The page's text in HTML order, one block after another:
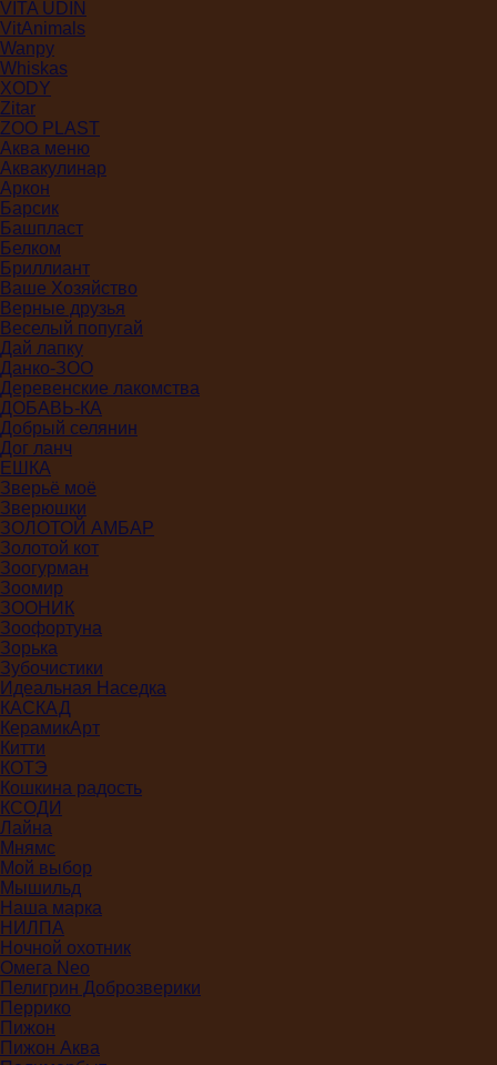
VITA UDIN
VitAnimals
Wanpy
Whiskas
XODY
Zitar
ZOO PLAST
Аква меню
Аквакулинар
Аркон
Барсик
Башпласт
Белком
Бриллиант
Ваше Хозяйство
Верные друзья
Веселый попугай
Дай лапку
Данко-ЗОО
Деревенские лакомства
ДОБАВЬ-КА
Добрый селянин
Дог ланч
ЕШКА
Зверьё моё
Зверюшки
ЗОЛОТОЙ АМБАР
Золотой кот
Зоогурман
Зоомир
ЗООНИК
Зоофортуна
Зорька
Зубочистики
Идеальная Наседка
КАСКАД
КерамикАрт
Китти
КОТЭ
Кошкина радость
КСОДИ
Лайна
Мнямс
Мой выбор
Мышильд
Наша марка
НИЛПА
Ночной охотник
Омега Neo
Пелигрин Доброзверики
Перрико
Пижон
Пижон Аква